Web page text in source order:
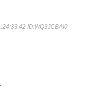
ID:WQ3JCBAI0